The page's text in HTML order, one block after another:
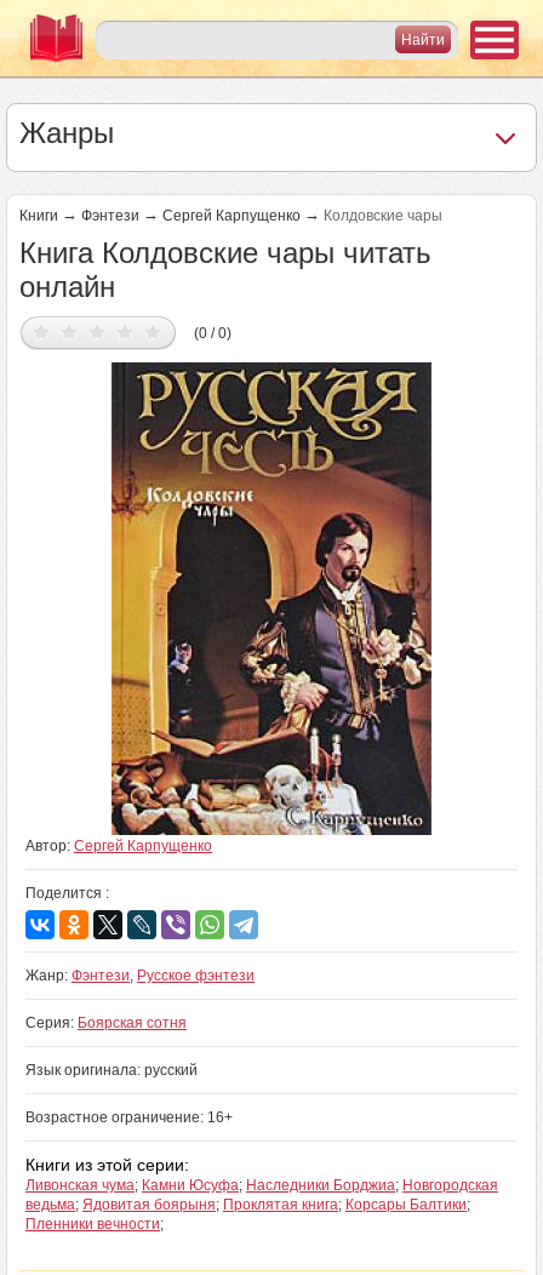
Жанры
Книги → Фэнтези → Сергей Карпущенко → Колдовские чары
Книга Колдовские чары читать
онлайн
(0 / 0)
Автор: Сергей Карпущенко
Поделится :
Жанр: Фэнтези, Русское фэнтези
Серия: Боярская сотня
Язык оригинала: русский
Возрастное ограничение: 16+
Книги из этой серии:
Ливонская чума; Камни Юсуфа; Наследники Борджиа; Новгородская
ведьма; Ядовитая боярыня; Проклятая книга; Корсары Балтики;
Пленники вечности;